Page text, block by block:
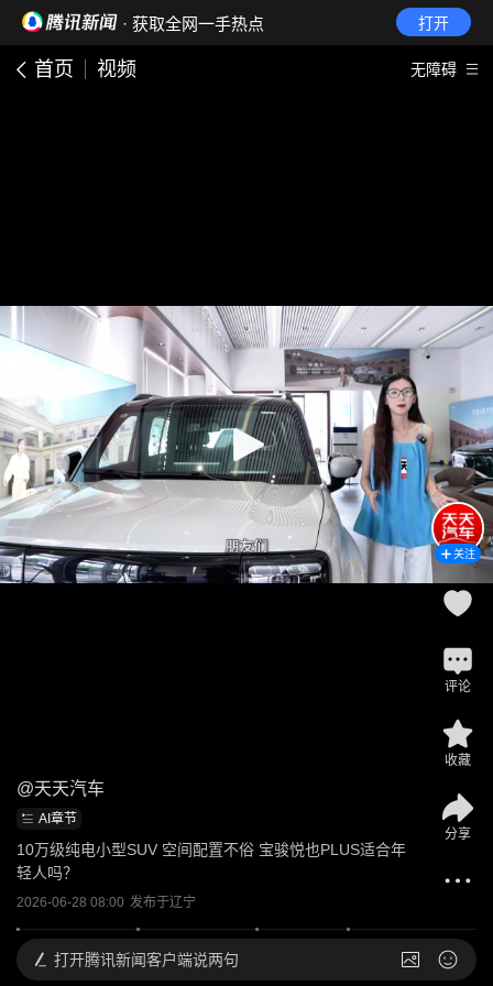
· 获取全网一手热点 打开
首页 视频 无障碍
@天天汽车
AI章节
10万级纯电小型SUV 空间配置不俗 宝骏悦也PLUS适合年
轻人吗？
2026-06-28 08:00 发布于辽宁
关注
评论
收藏
分享
打开腾讯新闻客户端说两句